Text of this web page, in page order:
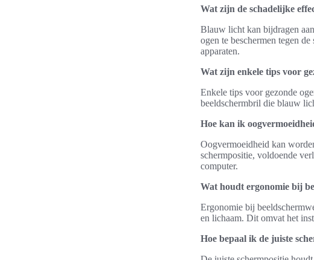
Wat zijn de schadelijke
Blauw licht kan bijdragen
ogen te beschermen tegen
apparaten.
Wat zijn enkele tips voor
Enkele tips voor gezonde
beeldschermbril die blauw
Hoe kan ik
Oogvermoeidheid kan
schermpositie, voldoende
computer.
Wat houdt ergonomie bij
Ergonomie bij
en lichaam. Dit omvat het
Hoe bepaal ik de juiste